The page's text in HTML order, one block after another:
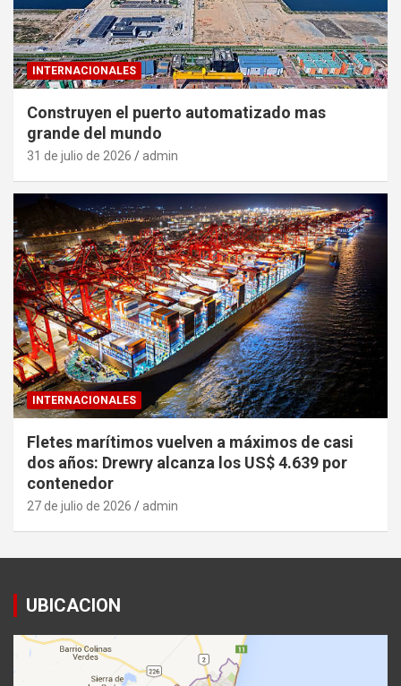
INTERNACIONALES
Construyen el puerto automatizado mas
grande del mundo
31 de julio de 2026 admin
INTERNACIONALES
Fletes marítimos vuelven a máximos de casi
dos años: Drewry alcanza los US$ 4.639 por
contenedor
27 de julio de 2026 admin
UBICACION